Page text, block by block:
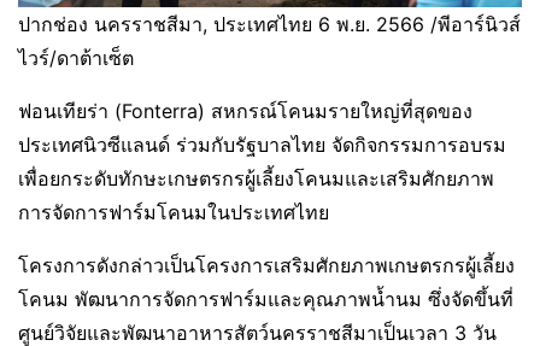
ปากช่อง นครราชสีมา, ประเทศไทย 6 พ.ย. 2566 /พีอาร์นิวส์
ไวร์/ดาต้าเซ็ต
ฟอนเทียร่า (Fonterra) สหกรณ์โคนมรายใหญ่ที่สุดของ
ประเทศนิวซีแลนด์ ร่วมกับรัฐบาลไทย จัดกิจกรรมการอบรม
เพื่อยกระดับทักษะเกษตรกรผู้เลี้ยงโคนมและเสริมศักยภาพ
การจัดการฟาร์มโคนมในประเทศไทย
โครงการดังกล่าวเป็นโครงการเสริมศักยภาพเกษตรกรผู้เลี้ยง
โคนม พัฒนาการจัดการฟาร์มและคุณภาพน้ำนม ซึ่งจัดขึ้นที่
ศูนย์วิจัยและพัฒนาอาหารสัตว์นครราชสีมาเป็นเวลา 3 วัน